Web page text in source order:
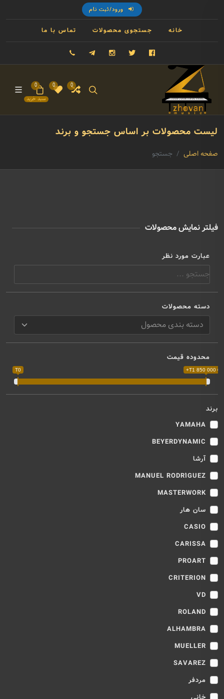
ورود/ثبت نام
خانه جستجوی محصولات تماس با ما
فیسبوک توییتر اینستاگرام تلگرام
0
0
سبد خرید
0
لیست محصولات بر اساس جستجو و برند
صفحه اصلی جستجو
فیلتر نمایش محصولات
عبارت مورد نظر
دسته محصولات
محدوده قیمت
T0 T1 850 000
برند
YAMAHA
BEYERDYNAMIC
آرشا
MANUEL RODRÍGUEZ
MASTERWORK
سان هار
CASIO
CARISSA
PROART
CRITERION
VD
ROLAND
ALHAMBRA
MUELLER
SAVAREZ
مردفر